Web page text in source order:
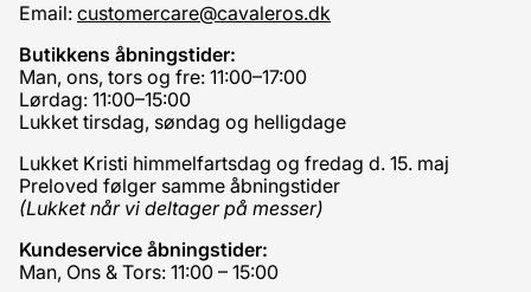
Email: customercare@cavaleros.dk
Butikkens åbningstider:
Man, ons, tors og fre: 11:00–17:00
Lørdag: 11:00–15:00
Lukket tirsdag, søndag og helligdage
Lukket Kristi himmelfartsdag og fredag d. 15. maj
Preloved følger samme åbningstider
(Lukket når vi deltager på messer)
Kundeservice åbningstider:
Man, Ons & Tors: 11:00 – 15:00